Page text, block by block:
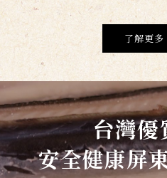
了解更多
台灣優
安全健康屏